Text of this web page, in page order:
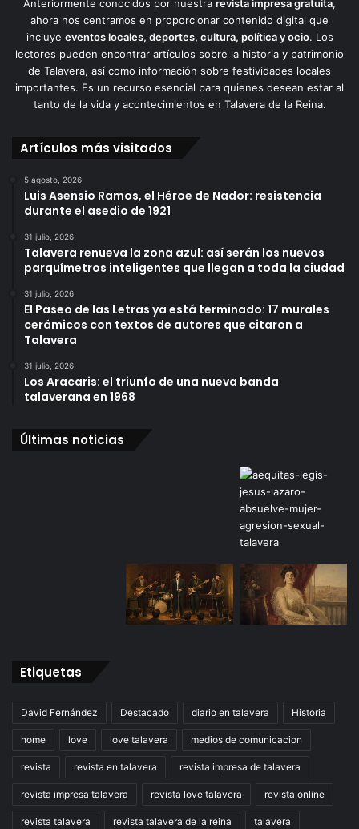
Anteriormente conocidos por nuestra revista impresa gratuita,
ahora nos centramos en proporcionar contenido digital que
incluye eventos locales, deportes, cultura, política y ocio. Los
lectores pueden encontrar artículos sobre la historia y patrimonio
de Talavera, así como información sobre festividades locales
importantes. Es un recurso esencial para quienes desean estar al
tanto de la vida y acontecimientos en Talavera de la Reina.
Artículos más visitados
5 agosto, 2026
Luis Asensio Ramos, el Héroe de Nador: resistencia
durante el asedio de 1921
31 julio, 2026
Talavera renueva la zona azul: así serán los nuevos
parquímetros inteligentes que llegan a toda la ciudad
31 julio, 2026
El Paseo de las Letras ya está terminado: 17 murales
cerámicos con textos de autores que citaron a
Talavera
31 julio, 2026
Los Aracaris: el triunfo de una nueva banda
talaverana en 1968
Últimas noticias
Etiquetas
David Fernández Destacado diario en talavera Historia
home love love talavera medios de comunicacion
revista revista en talavera revista impresa de talavera
revista impresa talavera revista love talavera revista online
revista talavera revista talavera de la reina talavera